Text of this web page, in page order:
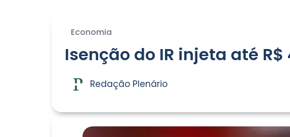
Economia
Isenção do IR injeta até
Redação Plenário